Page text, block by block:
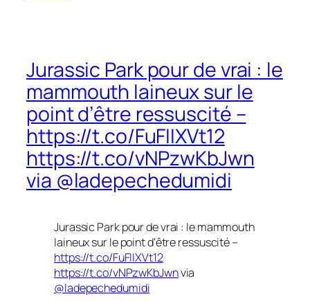
Jurassic Park pour de vrai : le
mammouth laineux sur le
point d’être ressuscité –
https://t.co/FuFIIXVt12
https://t.co/vNPzwKbJwn
via @ladepechedumidi
Jurassic Park pour de vrai : le mammouth
laineux sur le point d'être ressuscité –
https://t.co/FuFIIXVt12
https://t.co/vNPzwKbJwnvia
@ladepechedumidi